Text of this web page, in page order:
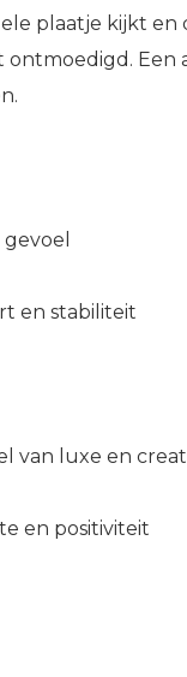
plaatje kijkt
Een
en stabiliteit
van luxe en
en positiviteit